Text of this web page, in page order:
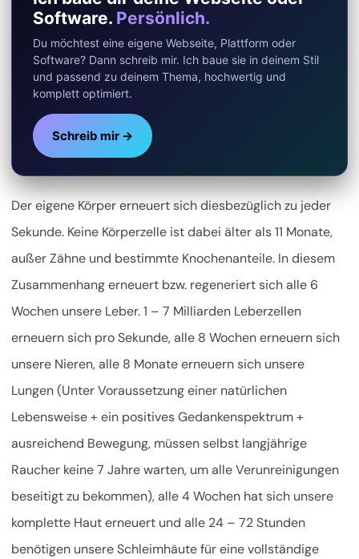
Software. Persönlich.
Du möchtest eine eigene Webseite, Plattform oder
Software? Dann schreib mir. Ich baue sie in deinem Stil
und passend zu deinem Thema, hochwertig und
komplett optimiert.
Schreib mir →
Der eigene Körper erneuert sich diesbezüglich zu jeder
Sekunde. Keine Körperzelle ist dabei älter als 11 Monate,
außer Zähne und bestimmte Knochenanteile. In diesem
Zusammenhang erneuert bzw. regeneriert sich alle 6
Wochen unsere Leber. 1 – 7 Milliarden Leberzellen
erneuern sich pro Sekunde, alle 8 Wochen erneuern sich
unsere Nieren, alle 8 Monate erneuern sich unsere
Lungen (Unter Voraussetzung einer natürlichen
Lebensweise + ein positives Gedankenspektrum +
ausreichend Bewegung, müssen selbst langjährige
Raucher keine 7 Jahre warten, um alle Verunreinigungen
beseitigt zu bekommen), alle 4 Wochen hat sich unsere
komplette Haut erneuert und alle 24 – 72 Stunden
benötigen unsere Schleimhäute für eine vollständige